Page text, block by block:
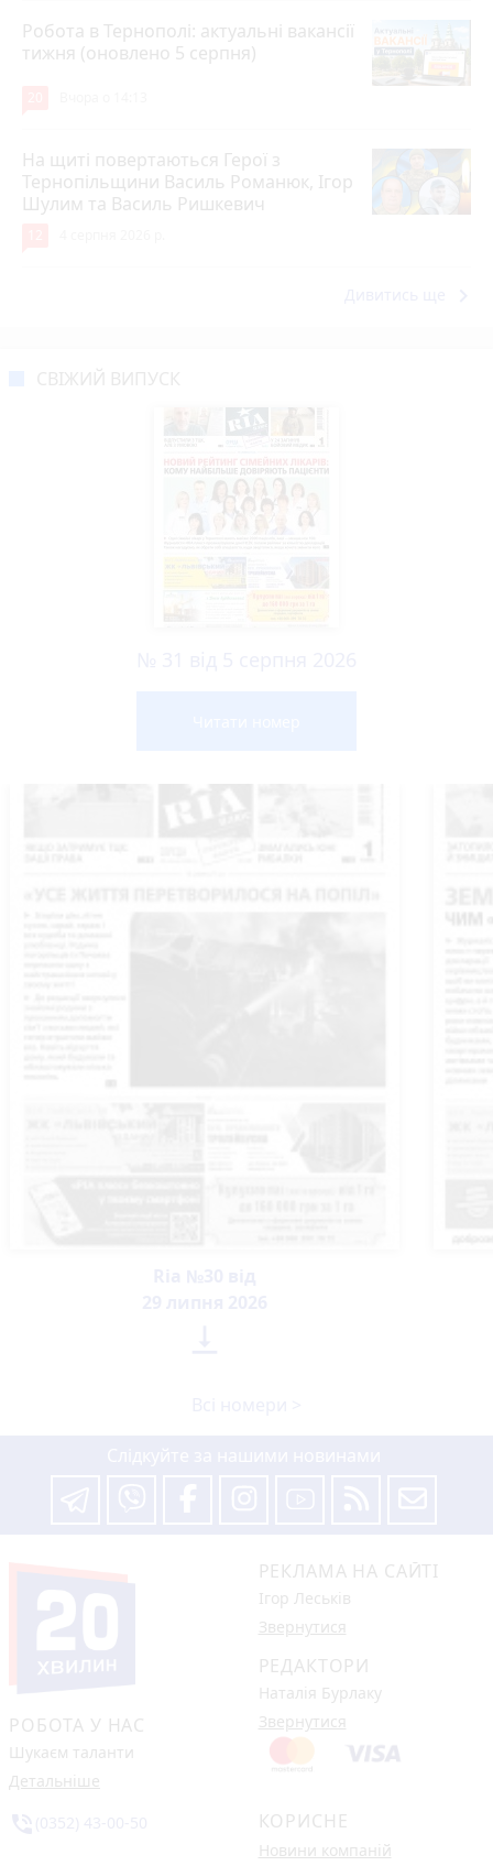
Робота в Тернополі: актуальні вакансії
тижня (оновлено 5 серпня)
На щиті повертаються Герої з
Тернопільщини Василь Романюк, Ігор
Шулим та Василь Ришкевич
РОБОТА У НАС
Шукаєм таланти
Детальніше
РЕКЛАМА НА САЙТІ
Ігор Леськів
Звернутися
РЕДАКТОРИ
Наталія Бурлаку
Звернутися
КОРИСНЕ
Новини компаній